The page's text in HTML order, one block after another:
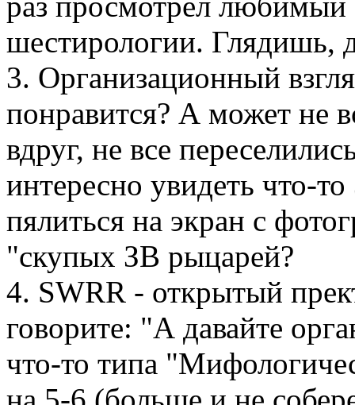
шестирологии. Глядишь,
3. Организационный
понравится? А может не
вдруг, не все
интересно увидеть что-
пялиться на экран с
"скупых ЗВ рыцарей?
4. SWRR - открытый
говорите: "А давайте
что-то типа